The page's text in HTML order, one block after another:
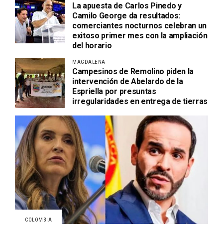
La apuesta de Carlos Pinedo y
Camilo George da resultados:
comerciantes nocturnos celebran un
exitoso primer mes con la ampliación
del horario
MAGDALENA
Campesinos de Remolino piden la
intervención de Abelardo de la
Espriella por presuntas
irregularidades en entrega de tierras
COLOMBIA